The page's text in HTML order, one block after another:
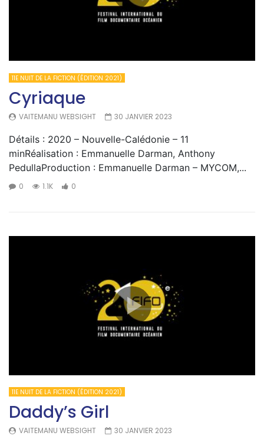
11E NUIT DE LA FICTION (ÉDITION 2021)
Cyriaque
VAITEMANU WEBSIGHT 30 JANVIER 2023
Détails : 2020 – Nouvelle-Calédonie – 11
minRéalisation : Emmanuelle Darman, Anthony
PedullaProduction : Emmanuelle Darman – MYCOM,...
0 1.1K 0
11E NUIT DE LA FICTION (ÉDITION 2021)
Daddy’s Girl
VAITEMANU WEBSIGHT 30 JANVIER 2023